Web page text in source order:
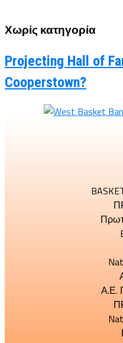
Χωρίς κατηγορία
Projecting Hall of
Cooperstown?
Α.Ε.